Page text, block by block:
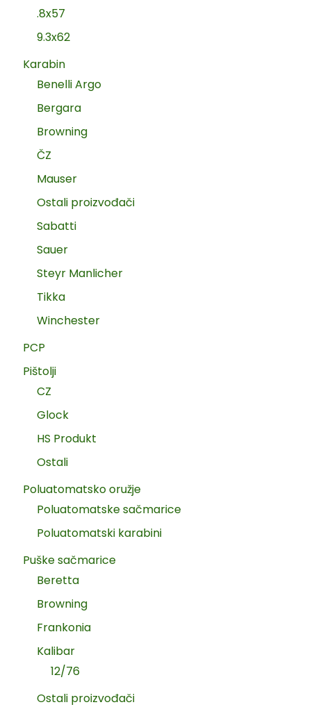
.8x57
9.3x62
Karabin
Benelli Argo
Bergara
Browning
ČZ
Mauser
Ostali proizvođači
Sabatti
Sauer
Steyr Manlicher
Tikka
Winchester
PCP
Pištolji
CZ
Glock
HS Produkt
Ostali
Poluatomatsko oružje
Poluatomatske sačmarice
Poluatomatski karabini
Puške sačmarice
Beretta
Browning
Frankonia
Kalibar
12/76
Ostali proizvođači